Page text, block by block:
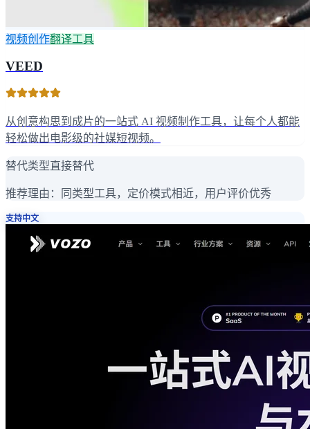
视频创作翻译工具
VEED
从创意构思到成片的一站式 AI 视频制作工具，让每个人都能
轻松做出电影级的社媒短视频。
替代类型直接替代
推荐理由： 同类型工具，定价模式相近，用户评价优秀
支持中文